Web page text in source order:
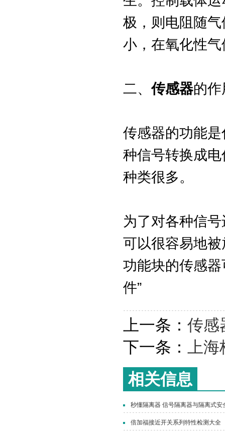
极，则电阻随
小，在氧化性
二、传感器的作
传感器的功能
种信号转换成
种类很多。
为了对各种信
可以很容易地
功能块的传感
件”
上一条： 传感
下一条：
上
相关信息
秒懂隔离器 信号隔离器与隔离式安
倍加福接近开关系列特性检测大全